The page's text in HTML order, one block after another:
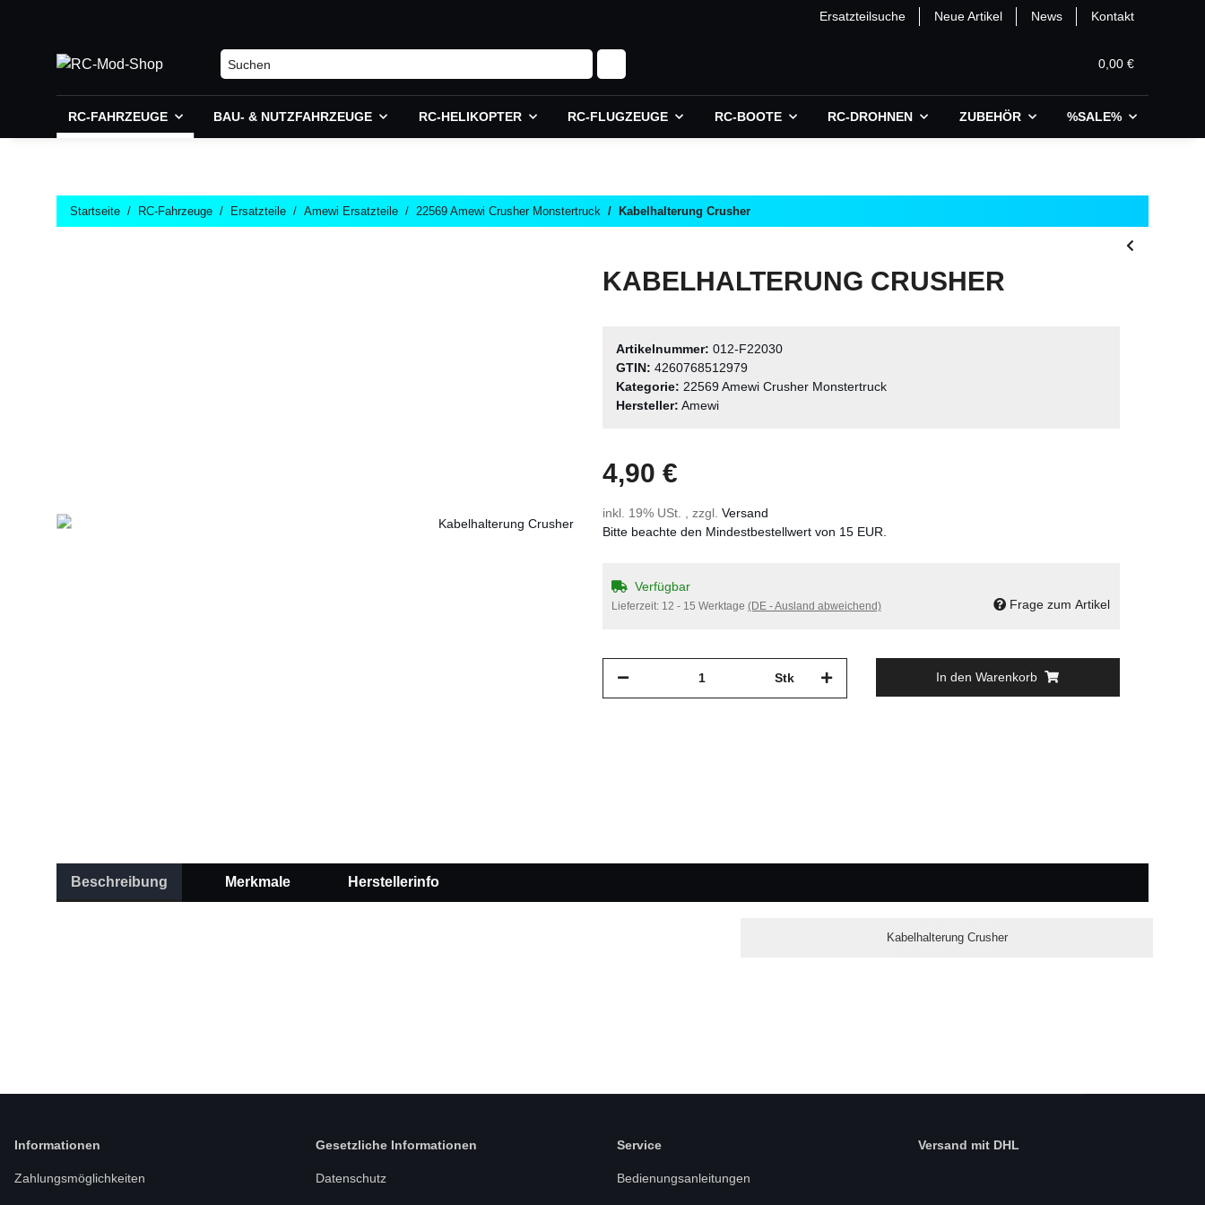
Ersatzteilsuche Neue Artikel News Kontakt
0,00 €
RC-FAHRZEUGE BAU- & NUTZFAHRZEUGE RC-HELIKOPTER RC-FLUGZEUGE RC-BOOTE RC-DROHNEN ZUBEHÖR %SALE%
Startseite RC-Fahrzeuge Ersatzteile Amewi Ersatzteile 22569 Amewi Crusher Monstertruck Kabelhalterung Crusher
KABELHALTERUNG CRUSHER
Artikelnummer: 012-F22030
GTIN: 4260768512979
Kategorie: 22569 Amewi Crusher Monstertruck
Hersteller: Amewi
4,90 €
inkl. 19% USt. , zzgl. Versand
Bitte beachte den Mindestbestellwert von 15 EUR.
Verfügbar
Lieferzeit: 12 - 15 Werktage (DE - Ausland abweichend) Frage zum Artikel
Stk In den Warenkorb
Beschreibung Merkmale Herstellerinfo
Kabelhalterung Crusher
Informationen
Zahlungsmöglichkeiten
Gesetzliche Informationen
Datenschutz
Service
Bedienungsanleitungen
Versand mit DHL